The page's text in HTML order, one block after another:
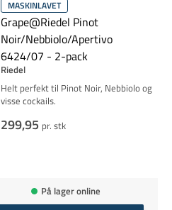
MASKINLAVET
Grape@Riedel Pinot
Noir/Nebbiolo/Apertivo
6424/07 - 2-pack
Riedel
Helt perfekt til Pinot Noir, Nebbiolo og
visse cockails.
299,95 pr. stk
På lager online